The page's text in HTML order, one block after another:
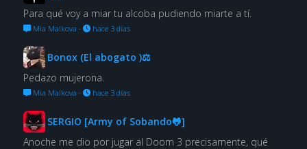
Para qué voy a miar tu alcoba pudiendo miarte a tí.
Mia Malkova · hace 3 días
Bonox (El abogato )⚖
Pedazo mujerona.
Mia Malkova · hace 3 días
SERGIO [Army of Sobando🐸]
Anoche me dio por jugar al Doom 3 precisamente, qué